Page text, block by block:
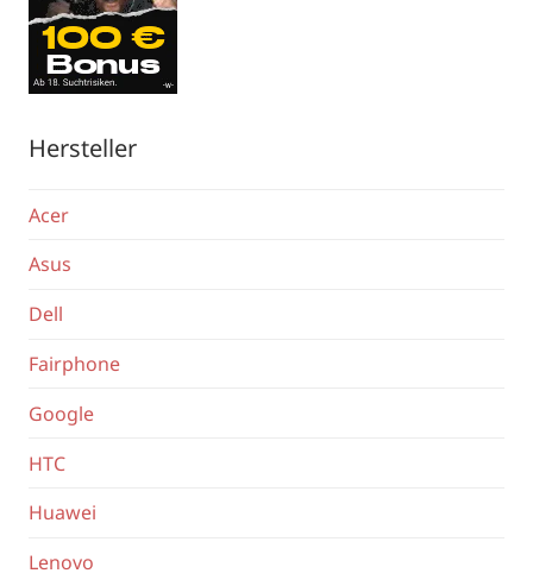
Hersteller
Acer
Asus
Dell
Fairphone
Google
HTC
Huawei
Lenovo